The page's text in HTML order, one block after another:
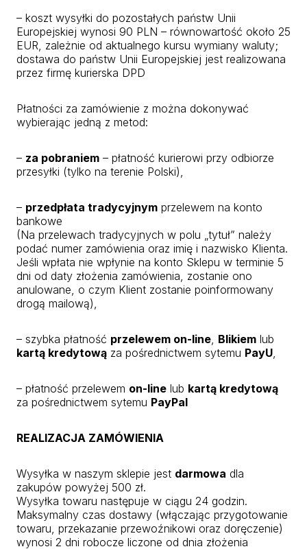
– koszt wysyłki do pozostałych państw Unii
Europejskiej wynosi 90 PLN – równowartość około 25
EUR, zależnie od aktualnego kursu wymiany waluty;
dostawa do państw Unii Europejskiej jest realizowana
przez firmę kurierska DPD
Płatności za zamówienie z można dokonywać
wybierając jedną z metod:
– za pobraniem – płatność kurierowi przy odbiorze
przesyłki (tylko na terenie Polski),
– przedpłata tradycyjnym przelewem na konto
bankowe
(Na przelewach tradycyjnych w polu „tytuł” należy
podać numer zamówienia oraz imię i nazwisko Klienta.
Jeśli wpłata nie wpłynie na konto Sklepu w terminie 5
dni od daty złożenia zamówienia, zostanie ono
anulowane, o czym Klient zostanie poinformowany
drogą mailową),
– szybka płatność przelewem on-line, Blikiem lub
kartą kredytową za pośrednictwem sytemu PayU,
– płatność przelewem on-line lub kartą kredytową
za pośrednictwem sytemu PayPal
REALIZACJA ZAMÓWIENIA
Wysyłka w naszym sklepie jest darmowa dla
zakupów powyżej 500 zł.
Wysyłka towaru następuje w ciągu 24 godzin.
Maksymalny czas dostawy (włączając przygotowanie
towaru, przekazanie przewoźnikowi oraz doręczenie)
wynosi 2 dni robocze liczone od dnia złożenia